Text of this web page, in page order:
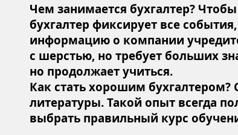
Чем занимается бухгалтер?
бухгалтер фиксирует все
информацию о компании
с шерстью, но требует больших
но продолжает учиться.
Как стать хорошим
литературы. Такой опыт всегда
выбрать правильный курс